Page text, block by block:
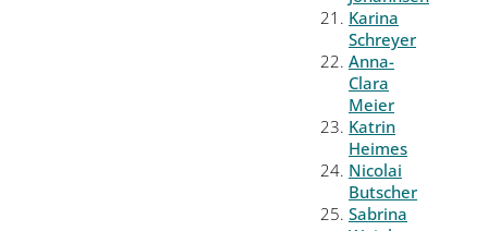
Karina
Schreyer
Anna-
Clara
Meier
Katrin
Heimes
Nicolai
Butscher
Sabrina